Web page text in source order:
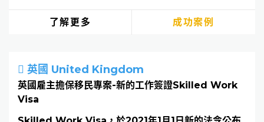
了解更多 成功案例
英國 United Kingdom
英國雇主擔保移民專案-新的工作簽證Skilled Work
Visa